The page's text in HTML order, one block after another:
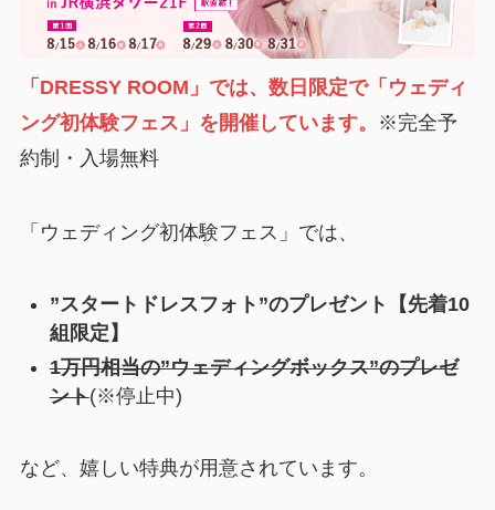
「DRESSY ROOM」では、数日限定で「ウェディ
ング初体験フェス」を開催しています。
※完全予
約制・入場無料
「ウェディング初体験フェス」では、
”スタートドレスフォト”のプレゼント【先着10
組限定】
1万円相当の”ウェディングボックス”のプレゼ
ント(※停止中)
など、嬉しい特典が用意されています。